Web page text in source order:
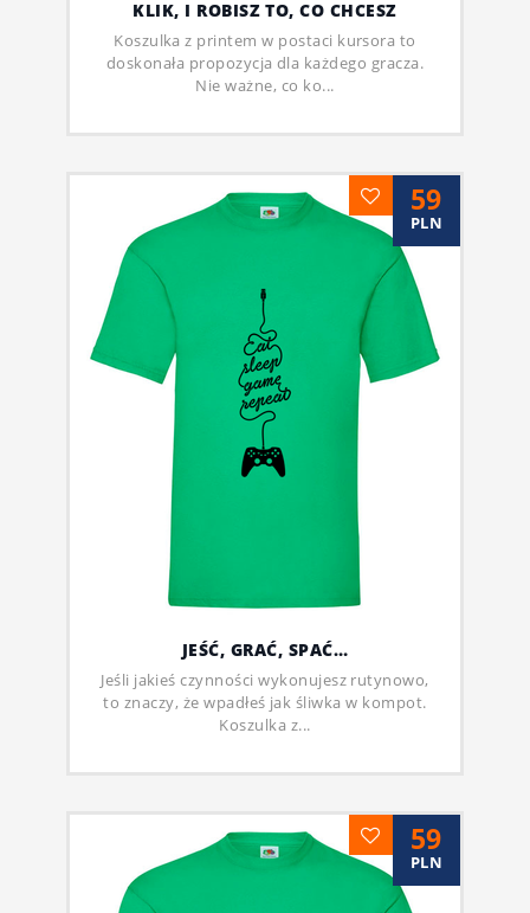
KLIK, I ROBISZ TO, CO CHCESZ
Koszulka z printem w postaci kursora to
doskonała propozycja dla każdego gracza.
Nie ważne, co ko...
59
PLN
JEŚĆ, GRAĆ, SPAĆ…
Jeśli jakieś czynności wykonujesz rutynowo,
to znaczy, że wpadłeś jak śliwka w kompot.
Koszulka z...
59
PLN